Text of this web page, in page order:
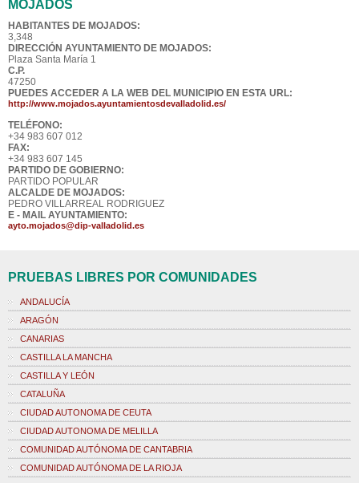
MOJADOS
HABITANTES DE MOJADOS:
3,348
DIRECCIÓN AYUNTAMIENTO DE MOJADOS:
Plaza Santa María 1
C.P.
47250
PUEDES ACCEDER A LA WEB DEL MUNICIPIO EN ESTA URL:
http://www.mojados.ayuntamientosdevalladolid.es/
TELÉFONO:
+34 983 607 012
FAX:
+34 983 607 145
PARTIDO DE GOBIERNO:
PARTIDO POPULAR
ALCALDE DE MOJADOS:
PEDRO VILLARREAL RODRIGUEZ
E - MAIL AYUNTAMIENTO:
ayto.mojados@dip-valladolid.es
PRUEBAS LIBRES POR COMUNIDADES
ANDALUCÍA
ARAGÓN
CANARIAS
CASTILLA LA MANCHA
CASTILLA Y LEÓN
CATALUÑA
CIUDAD AUTONOMA DE CEUTA
CIUDAD AUTONOMA DE MELILLA
COMUNIDAD AUTÓNOMA DE CANTABRIA
COMUNIDAD AUTÓNOMA DE LA RIOJA